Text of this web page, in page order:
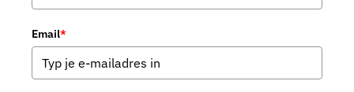
Email*